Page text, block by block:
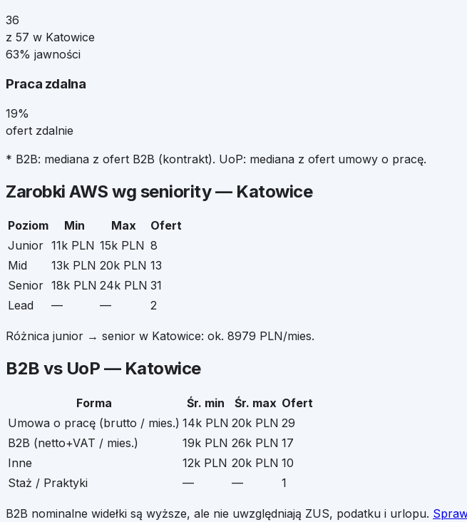
36
z 57 w Katowice
63% jawności
Praca zdalna
19%
ofert zdalnie
* B2B: mediana z ofert B2B (kontrakt). UoP: mediana z ofert umowy o pracę.
ZarobkiAWS wg seniority — Katowice
Poziom Min Max
Ofert
Junior 11k PLN 15k PLN 8
Mid
13k PLN 20k PLN 13
Senior 18k PLN 24k PLN 31
Lead
— — 2
Różnica junior → senior w Katowice: ok. 8979 PLN/mies.
B2B vs UoP — Katowice
Forma Śr. min Śr. max Ofert
Umowa o pracę (brutto / mies.) 14k PLN 20k PLN 29
B2B (netto+VAT / mies.)
19k PLN 26k PLN 17
Inne
12k PLN 20k PLN 10
Staż / Praktyki
— — 1
B2B nominalne widełki są wyższe, ale nie uwzględniają ZUS, podatku i urlopu.